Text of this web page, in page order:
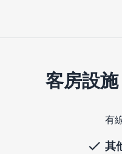
客房設施
有
其